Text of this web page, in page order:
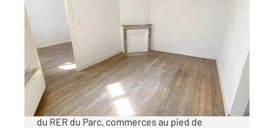
ST MAUR DES FOSSES 94
35,20 m
Ref : 1282
Appartement F2 à vendre
184 800 €
Quartier Adamville, en plein centre-ville, 800m
du RER du Parc, commerces au pied de